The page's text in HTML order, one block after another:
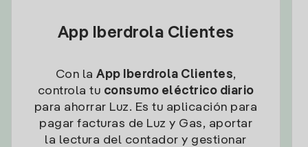
App Iberdrola Clientes
Con la App Iberdrola Clientes,
controla tu consumo eléctrico diario
para ahorrar Luz. Es tu aplicación para
pagar facturas de Luz y Gas, aportar
la lectura del contador y gestionar